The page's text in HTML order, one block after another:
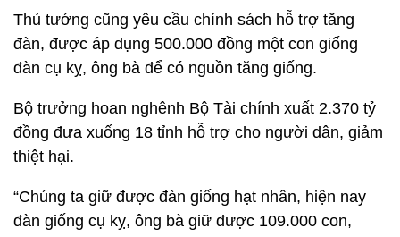
Thủ tướng cũng yêu cầu chính sách hỗ trợ tăng
đàn, được áp dụng 500.000 đồng một con giống
đàn cụ kỵ, ông bà để có nguồn tăng giống.
Bộ trưởng hoan nghênh Bộ Tài chính xuất 2.370 tỷ
đồng đưa xuống 18 tỉnh hỗ trợ cho người dân, giảm
thiệt hại.
“Chúng ta giữ được đàn giống hạt nhân, hiện nay
đàn giống cụ kỵ, ông bà giữ được 109.000 con,